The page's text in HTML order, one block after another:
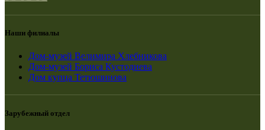
Наши филиалы
Дом-музей Велимира Хлебникова
Дом-музей Бориса Кустодиева
Дом купца Тетюшинова
Зарубежный отдел